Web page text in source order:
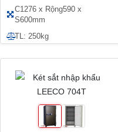
C1276 x Rộng590 x
S600mm
TL: 250kg